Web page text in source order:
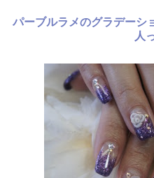
パーブルラメのグラデーシ
人